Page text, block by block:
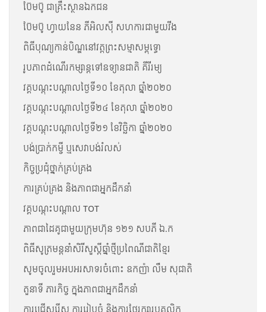
ប៊ែមប៊ូ ជាគ្រឹះស្ថានឯកជន
ប៊ែមប៊ូ ហ្វាយនែន ភីអិលស៊ី សហការជាមួយវីង
ពិធីបុណ្យកាន់បិណ្ឌនៅវត្តព្រះសម្មាសម្ពុទ្ធោ
រូបភាពដំណើរកម្សាន្តទៅឧទ្យានជាតិ គីរីរម្យ
វគ្គបណ្តុះបណ្តាលថ្ងៃទី១០ ខែតុលា ឆ្នាំ២០២០
វគ្គបណ្តុះបណ្តាលថ្ងៃទី២៤ ខែតុលា ឆ្នាំ២០២០
វគ្គបណ្តុះបណ្តាលថ្ងៃទី២១ ខែវិច្ឆិកា ឆ្នាំ២០២០
បង់ប្រាក់កម្ចី ឬសេវាបង់រំលស់
កិច្ចប្រជុំថ្នាក់គ្រប់គ្រង
ការគ្រប់គ្រង និងភាពជាអ្នកដឹកនាំ
វគ្គបណ្តុះបណ្តាល TOT
ភាពជាដៃគូជាមួយក្រុមហ៊ុន ១២១ សបភី ឯ.ក
ពិធីសូត្រមន្តនាំសិរីសួស្តីឆ្នាំថ្មីប្រពៃណីជាតិខ្មែរ
សូមចូលរួមអបអរសាទរចំពោះ ឧកញ៉ា លឹម សុជាតិ
តួនាទី ភារកិច្ច ក្នុងភាពជាអ្នកដឹកនាំ
ការជ្រើសរើស ការរៀបចំ និងការថែរក្សារបុគ្គលិក